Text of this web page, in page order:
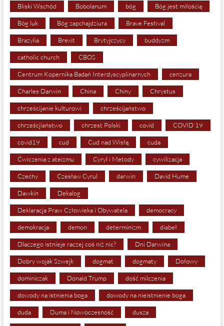
Bliski Wschód Bobolanum bóg Bóg jest miłością
Bóg luk Bóg zapchajdziura Brave Festival
Brazylia Brexit Brytyjczycy buddyzm
catholic church CBOS
Centrum Kopernika Badań Interdyscyplinarnych cenzura
Charles Darwin China Chiny Chrystus
chrześcijanie kulturowi chrześcijaństwo
chrześcjiaństwo chrzest Polski covid COVID 19
covid19 cud Cud nad Wisłą cuda
Ćwiczenia z ateizmu Cyryl i Metody cywilizacja
Czechy Czesław Cyrul darwin David Hume
Dawkin Dekalog
Deklaracja Praw Człowieka i Obywatela democracy
demokracja demon determinizm diabeł
Dlaczego istnieje raczej coś niż nic? Dni Darwina
Dobry wojak Szwejk dogmat dogmaty Dołowy
dominiczak Donald Trump dość milczenia
dowody na istnienia boga dowody na nieistnienie boga
duda Duma i Nowoczesność dusza